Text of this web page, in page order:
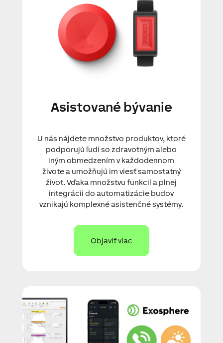
Asistované bývanie
U nás nájdete množstvo produktov, ktoré
podporujú ľudí so zdravotným alebo
iným obmedzením v každodennom
živote a umožňujú im viesť samostatný
život. Vďaka množstvu funkcií a plnej
integrácii do automatizácie budov
vznikajú komplexné asistenčné systémy.
Objaviť viac